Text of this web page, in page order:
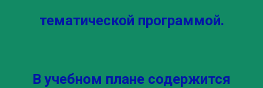
тематической программой.
В учебном плане содержится